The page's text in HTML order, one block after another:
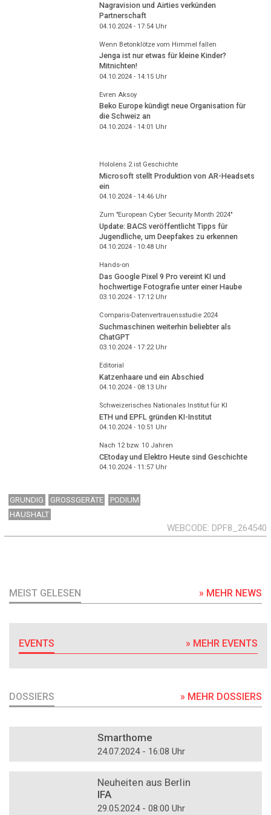
Nagravision und Airties verkünden
Partnerschaft
04.10.2024 - 17:54Uhr
Wenn Betonklötze vom Himmel fallen
Jenga ist nur etwas für kleine Kinder?
Mitnichten!
04.10.2024 - 14:15Uhr
Evren Aksoy
Beko Europe kündigt neue Organisation für
die Schweiz an
04.10.2024 - 14:01 Uhr
Hololens 2 ist Geschichte
Microsoft stellt Produktion von AR-Headsets
ein
04.10.2024 - 14:46Uhr
Zum "European Cyber Security Month 2024"
Update: BACS veröffentlicht Tipps für
Jugendliche, um Deepfakes zu erkennen
04.10.2024 - 10:48Uhr
Hands-on
Das Google Pixel 9 Pro vereint KI und
hochwertige Fotografie unter einer Haube
03.10.2024 - 17:12Uhr
Comparis-Datenvertrauensstudie 2024
Suchmaschinen weiterhin beliebter als
ChatGPT
03.10.2024 - 17:22Uhr
Editorial
Katzenhaare und ein Abschied
04.10.2024 - 08:13Uhr
Schweizerisches Nationales Institut für KI
ETH und EPFL gründen KI-Institut
04.10.2024 - 10:51 Uhr
Nach 12 bzw. 10 Jahren
CEtoday und Elektro Heute sind Geschichte
04.10.2024 - 11:57Uhr
GRUNDIG GROSSGERÄTE
PODIUM
HAUSHALT
WEBCODE DPF8_264540
MEIST GELESEN » MEHR NEWS
EVENTS » MEHR EVENTS
DOSSIERS » MEHR DOSSIERS
Smarthome
24.07.2024 - 16:08 Uhr
Neuheiten aus Berlin
IFA
29.05.2024 - 08:00 Uhr